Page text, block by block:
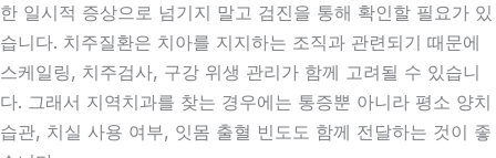
한 일시적 증상으로 넘기지 말고 검진을 통해 확인할 필요가 있
습니다. 치주질환은 치아를 지지하는 조직과 관련되기 때문에
스케일링, 치주검사, 구강 위생 관리가 함께 고려될 수 있습니
다. 그래서 지역치과를 찾는 경우에는 통증뿐 아니라 평소 양치
습관, 치실 사용 여부, 잇몸 출혈 빈도도 함께 전달하는 것이 좋